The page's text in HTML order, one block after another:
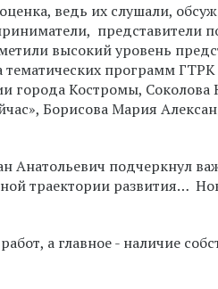
ведь их слушали,
представители
высокий уровень
программ
города Костромы,
Борисова Мария
Анатольевич подчеркнул
траектории развития…
а главное - наличие